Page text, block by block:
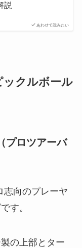
あわせて読みたい
説
クルボール
プロツアーバ
志向のプレーヤ
す。
の上部とター